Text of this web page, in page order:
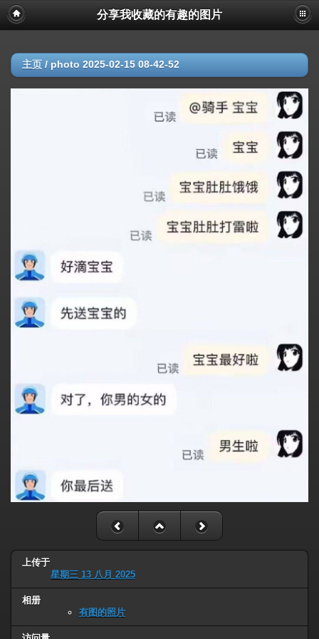
分享我收藏的有趣的图片
主页 / photo 2025-02-15 08-42-52
上传于
星期三 13 八月 2025
相册
有图的照片